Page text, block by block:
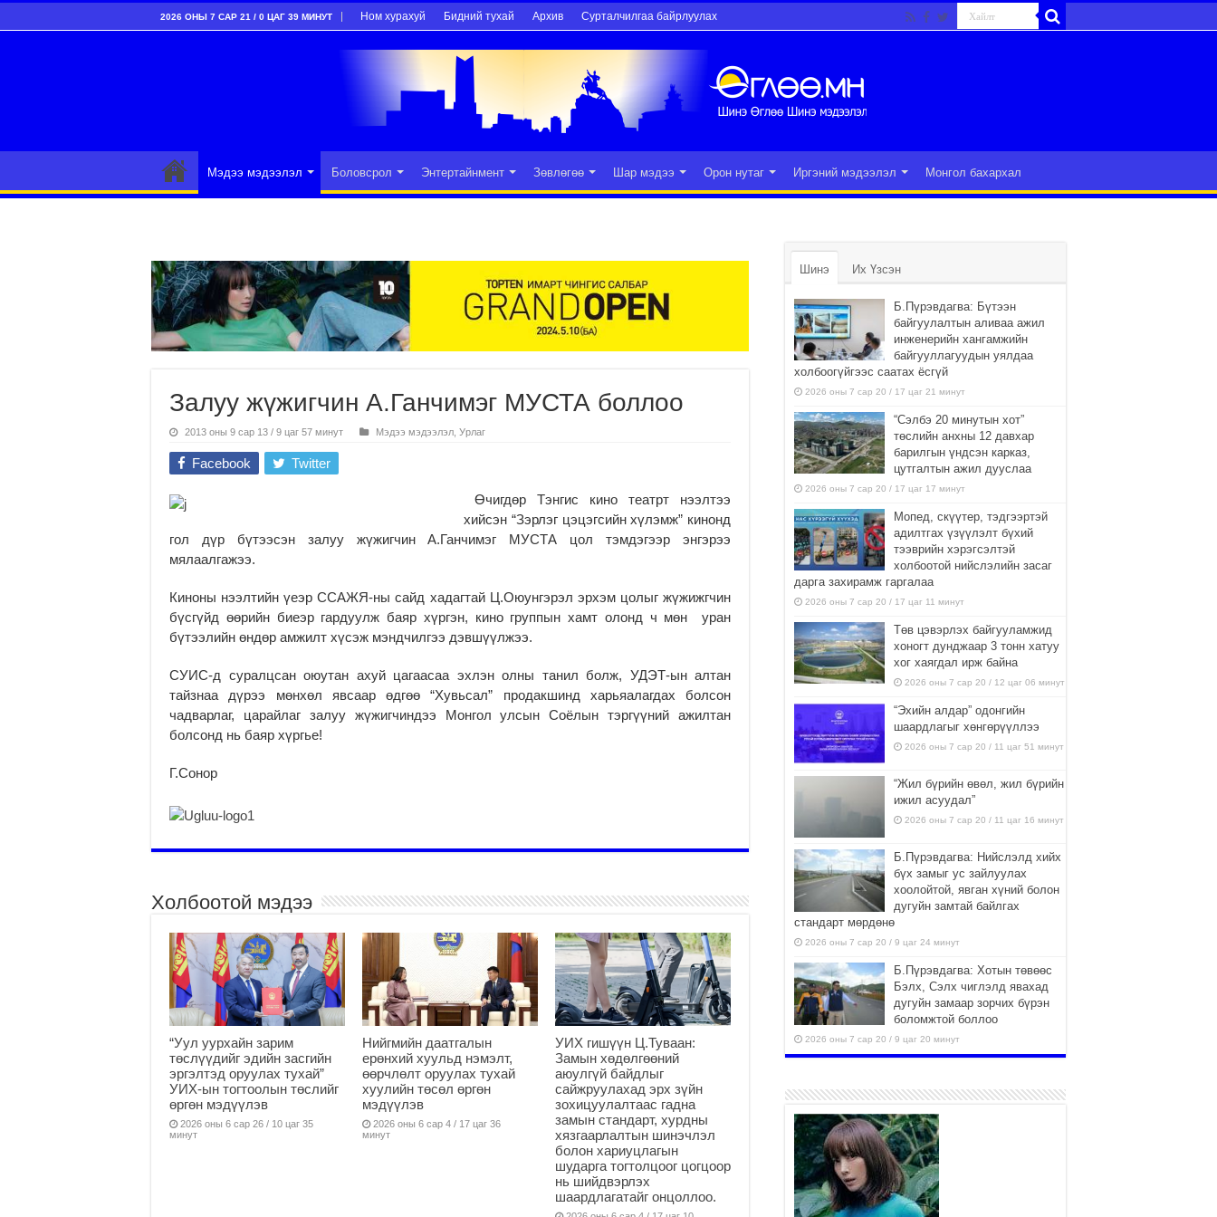
2026 ОНЫ 7 САР 21 / 0 ЦАГ 39 МИНУТ Ном хурахуй Бидний тухай Архив Сурталчилгаа байрлуулах
Мэдээ мэдээлэл Боловсрол Энтертайнмент Зөвлөгөө Шар мэдээ Орон нутаг Иргэний мэдээлэл Монгол бахархал
Залуу жүжигчин А.Ганчимэг МУСТА боллоо
2013 оны 9 сар 13 / 9 цаг 57 минут Мэдээ мэдээлэл Урлаг
Facebook Twitter
Өчигдөр Тэнгис кино театрт нээлтээ
хийсэн “Зэрлэг цэцэгсийн хүлэмж” кинонд
гол дүр бүтээсэн залуу жүжигчин А.Ганчимэг МУСТА цол тэмдэгээр энгэрээ
мялаалгажээ.
Киноны нээлтийн үеэр ССАЖЯ-ны сайд хадагтай Ц.Оюунгэрэл эрхэм цолыг жүжижгчин
бүсгүйд өөрийн биеэр гардуулж баяр хүргэн, кино группын хамт олонд ч мөн уран
бүтээлийн өндөр амжилт хүсэж мэндчилгээ дэвшүүлжээ.
СУИС-д суралцсан оюутан ахуй цагаасаа эхлэн олны танил болж, УДЭТ-ын алтан
тайзнаа дүрээ мөнхөл явсаар өдгөө “Хувьсал” продакшинд харьяалагдах болсон
чадварлаг, царайлаг залуу жүжигчиндээ Монгол улсын Соёлын тэргүүний ажилтан
болсонд нь баяр хүргье!
Г.Сонор
Холбоотой мэдээ
“Уул уурхайн зарим
төслүүдийг эдийн засгийн
эргэлтэд оруулах тухай”
УИХ-ын тогтоолын төслийг
өргөн мэдүүлэв
2026 оны 6 сар 26 / 10 цаг 35
минут
Нийгмийн даатгалын
ерөнхий хуульд нэмэлт,
өөрчлөлт оруулах тухай
хуулийн төсөл өргөн
мэдүүлэв
2026 оны 6 сар 4 / 17 цаг 36
минут
УИХ гишүүн Ц.Туваан:
Замын хөдөлгөөний
аюулгүй байдлыг
сайжруулахад эрх зүйн
зохицуулалтаас гадна
замын стандарт, хурдны
хязгаарлалтын шинэчлэл
болон хариуцлагын
шударга тогтолцоог цогцоор
нь шийдвэрлэх
шаардлагатайг онцоллоо.
Шинэ Их Үзсэн
Б.Пүрэвдагва: Бүтээн
байгуулалтын аливаа ажил
инженерийн хангамжийн
байгууллагуудын уялдаа
холбоогүйгээс саатах ёсгүй
2026 оны 7 сар 20 / 17 цаг 21 минут
“Сэлбэ 20 минутын хот”
төслийн анхны 12 давхар
барилгын үндсэн карказ,
цутгалтын ажил дууслаа
2026 оны 7 сар 20 / 17 цаг 17 минут
Мопед, скүүтер, тэдгээртэй
адилтгах үзүүлэлт бүхий
тээврийн хэрэгсэлтэй
холбоотой нийслэлийн засаг
дарга захирамж гаргалаа
2026 оны 7 сар 20 / 17 цаг 11 минут
Төв цэвэрлэх байгууламжид
хоногт дунджаар 3 тонн хатуу
хог хаягдал ирж байна
2026 оны 7 сар 20 / 12 цаг 06 минут
“Эхийн алдар” одонгийн
шаардлагыг хөнгөрүүллээ
2026 оны 7 сар 20 / 11 цаг 51 минут
“Жил бүрийн өвөл, жил бүрийн
ижил асуудал”
2026 оны 7 сар 20 / 11 цаг 16 минут
Б.Пүрэвдагва: Нийслэлд хийх
бүх замыг ус зайлуулах
хоолойтой, явган хүний болон
дугуйн замтай байлгах
стандарт мөрдөнө
2026 оны 7 сар 20 / 9 цаг 24 минут
Б.Пүрэвдагва: Хотын төвөөс
Бэлх, Сэлх чиглэлд явахад
дугуйн замаар зорчих бүрэн
боломжтой боллоо
2026 оны 7 сар 20 / 9 цаг 20 минут
шугам хоолойн ажил 80
хувьтай үргэлжилж байна
2026 оны 7 сар 20 / 9 цаг 14 минут
Усархаг аадар бороо орж
байгаа тул аюулгүй байдлаа
хангаж, үер усны аюулаас
сэрэмжлэхийг нийслэлийн